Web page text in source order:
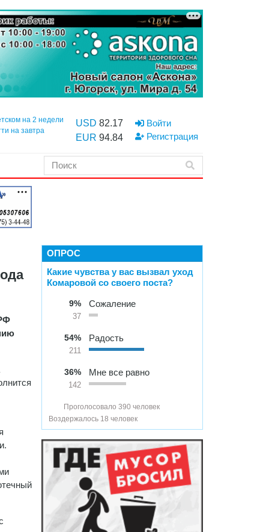
на 2 недели
на завтра
USD 82.17
EUR 94.84
Войти
Регистрация
ОПРОС
Какие чувства у вас вызвал уход
Комаровой со своего поста?
9%
37
Сожаление
54%
211
Радость
36%
142
Мне все равно
Проголосовало 390 человек
Воздержалось 18 человек